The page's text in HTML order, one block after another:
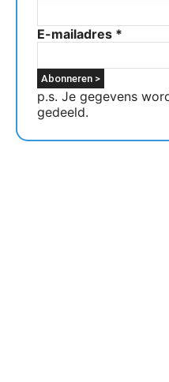
E-mailadres *
p.s. Je gegevens
gedeeld.